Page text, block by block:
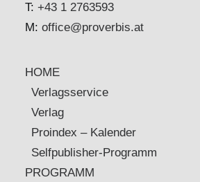
T: +43 1 2763593
M: office@proverbis.at
HOME
Verlagsservice
Verlag
Proindex – Kalender
Selfpublisher-Programm
PROGRAMM